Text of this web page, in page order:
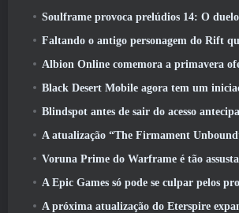
Soulframe provoca prelúdios 14: O duelo
Faltando o antigo personagem do Rift que você deixou no servidor morto?
Albion Online comemora a primavera oferecendo aos jogadores
Black Desert Mobile agora tem um
Blindspot antes de sair do acesso
A atualização “The Firmament Unbound” do Duet Night Abyss
Voruna Prime do Warframe é tão assustador que ganhou seu
A Epic Games só pode se culpar pelos
A próxima atualização do Eterspire expande as minas anãs e oferece uma revisão